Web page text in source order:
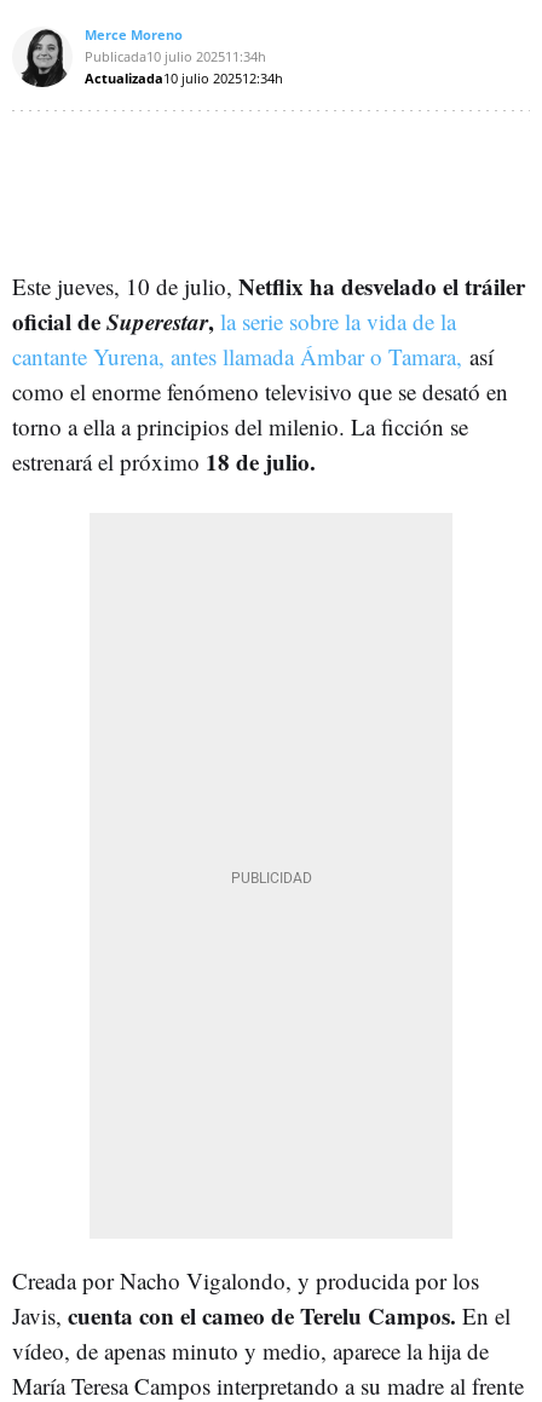
Merce Moreno
Publicada10 julio 202511:34h
Actualizada10 julio 202512:34h
Este jueves, 10 de julio, Netflix ha desvelado el tráiler
oficial deSuperestar, la serie sobre la vida de la
cantante Yurena, antes llamada Ámbar o Tamara, así
como el enorme fenómeno televisivo que se desató en
torno a ella a principios del milenio. La ficción se
estrenará el próximo 18 de julio.
Creada por Nacho Vigalondo, y producida por los
Javis, cuenta con el cameo de Terelu Campos. En el
vídeo, de apenas minuto y medio, aparece la hija de
María Teresa Campos interpretando a su madre al frente